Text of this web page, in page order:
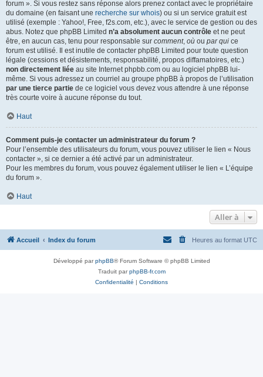
forum ». Si vous restez sans réponse alors prenez contact avec le propriétaire
du domaine (en faisant une recherche sur whois) ou si un service gratuit est
utilisé (exemple : Yahoo!, Free, f2s.com, etc.), avec le service de gestion ou des
abus. Notez que phpBB Limited n’a absolument aucun contrôle et ne peut
être, en aucun cas, tenu pour responsable sur comment, où ou par qui ce
forum est utilisé. Il est inutile de contacter phpBB Limited pour toute question
légale (cessions et désistements, responsabilité, propos diffamatoires, etc.)
non directement liée au site Internet phpbb.com ou au logiciel phpBB lui-
même. Si vous adressez un courriel au groupe phpBB à propos de l’utilisation
par une tierce partie de ce logiciel vous devez vous attendre à une réponse
très courte voire à aucune réponse du tout.
Haut
Comment puis-je contacter un administrateur du forum ?
Pour l’ensemble des utilisateurs du forum, vous pouvez utiliser le lien « Nous
contacter », si ce dernier a été activé par un administrateur.
Pour les membres du forum, vous pouvez également utiliser le lien « L’équipe
du forum ».
Haut
Aller à
Accueil Index du forum Heures au format UTC
Développé parphpBB® Forum Software © phpBB Limited
Traduit parphpBB-fr.com
Confidentialité | Conditions